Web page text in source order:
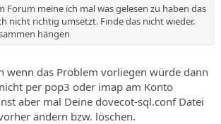
Forum meine ich mal was gelesen zu haben das
nicht richtig umsetzt. Finde das nicht wieder.
hängen
wenn das Problem vorliegen würde dann
per pop3 oder imap am Konto
aber mal Deine dovecot-sql.conf Datei
ändern bzw. löschen.